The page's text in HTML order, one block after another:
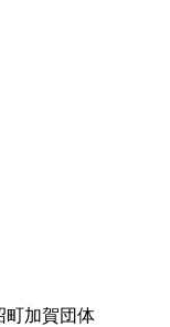
町加賀団体